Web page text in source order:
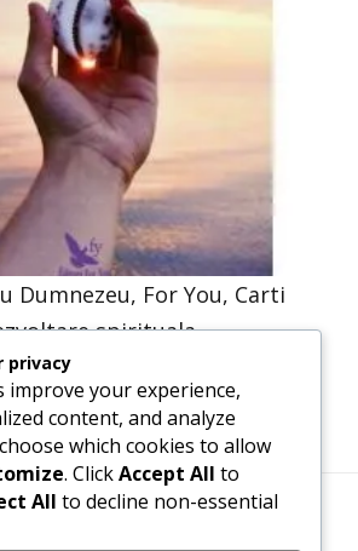
Dumnezeu, For You, Carti
spirituala
41,23lei
& Protecția Datelor (GDPR)
privacy
improve your experience,
content, and analyze
which cookies to allow
. ClickAccept All to
All to decline non-essential